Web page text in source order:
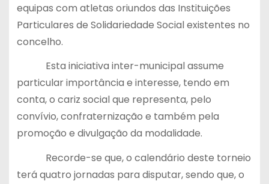
equipas com atletas oriundos das Instituições
Particulares de Solidariedade Social existentes no
concelho.
Esta iniciativa inter-municipal assume
particular importância e interesse, tendo em
conta, o cariz social que representa, pelo
convívio, confraternização e também pela
promoção e divulgação da modalidade.
Recorde-se que, o calendário deste torneio
terá quatro jornadas para disputar, sendo que, o